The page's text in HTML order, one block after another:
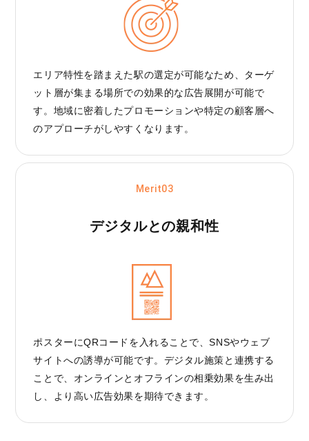
エリア特性を踏まえた駅の選定が可能なため、ターゲ
ット層が集まる場所での効果的な広告展開が可能で
す。地域に密着したプロモーションや特定の顧客層へ
のアプローチがしやすくなります。
Merit03
デジタルとの親和性
ポスターにQRコードを入れることで、SNSやウェブ
サイトへの誘導が可能です。デジタル施策と連携する
ことで、オンラインとオフラインの相乗効果を生み出
し、より高い広告効果を期待できます。